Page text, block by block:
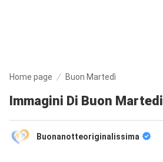
Home page Buon Martedì
Immagini Di Buon Martedi
Buonanotteoriginalissima